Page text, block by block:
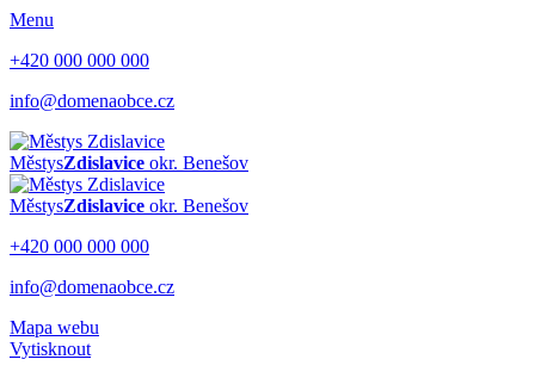
Menu
+420 000 000 000
info@domenaobce.cz
MěstysZdislavice okr. Benešov
MěstysZdislavice okr. Benešov
+420 000 000 000
info@domenaobce.cz
Mapa webu
Vytisknout